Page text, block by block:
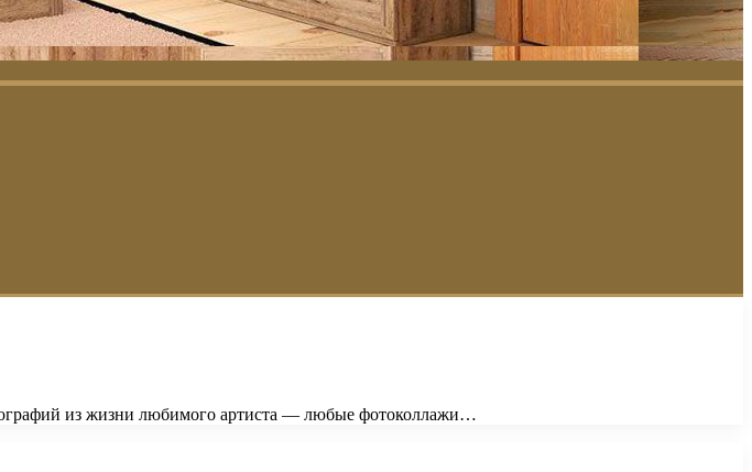
из жизни любимого артиста — любые фотоколлажи…